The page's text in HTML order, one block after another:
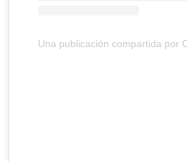
Una publicación compartida por ONLY